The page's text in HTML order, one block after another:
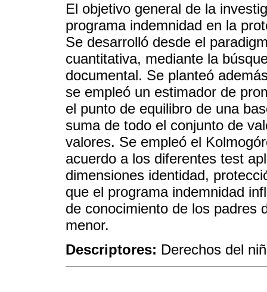
El objetivo general de la
programa indemnidad en la
Se desarrolló desde el
cuantitativa, mediante la
documental. Se planteó
se empleó un estimador de
el punto de equilibro de una
suma de todo el conjunto de
valores. Se empleó el
acuerdo a los diferentes test
dimensiones identidad,
que el programa indemnidad
de conocimiento de los padres
menor.
Descriptores: Derechos del